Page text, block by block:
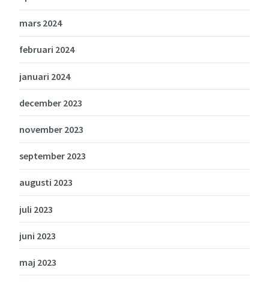
mars 2024
februari 2024
januari 2024
december 2023
november 2023
september 2023
augusti 2023
juli 2023
juni 2023
maj 2023